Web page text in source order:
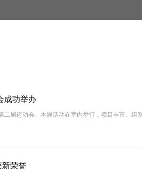
成功举办
届运动会。本届活动在室内举行，项目丰富、组
新荣誉